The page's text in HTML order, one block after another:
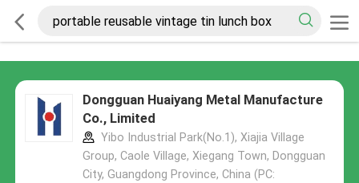
Dongguan Huaiyang Metal Manufacture
Co., Limited
Yibo Industrial Park(No.1), Xiajia Village
Group, Caole Village, Xiegang Town, Dongguan
City, Guangdong Province, China (PC: